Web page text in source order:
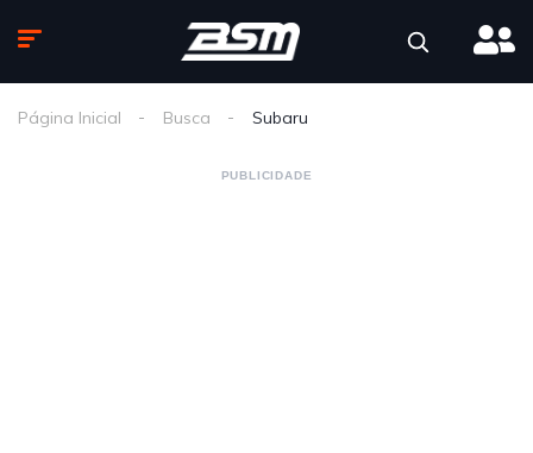
Página Inicial Busca Subaru
PUBLICIDADE